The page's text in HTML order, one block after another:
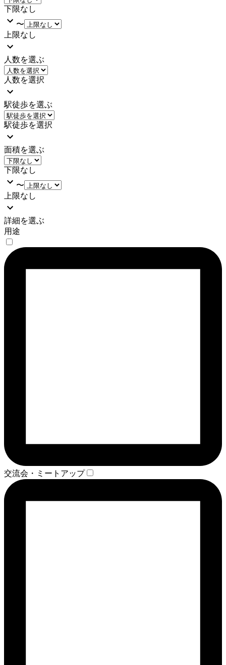
下限なし
〜
上限なし
人数を選ぶ
人数を選択
駅徒歩を選ぶ
駅徒歩を選択
面積を選ぶ
下限なし
〜
上限なし
詳細を選ぶ
用途
交流会・ミートアップ